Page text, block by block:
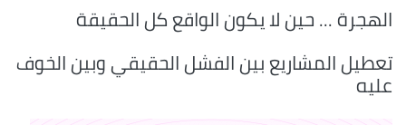
الهجرة ... حين لا يكون الواقع كل الحقيقة
تعطيل المشاريع بين الفشل الحقيقي وبين الخوف
عليه